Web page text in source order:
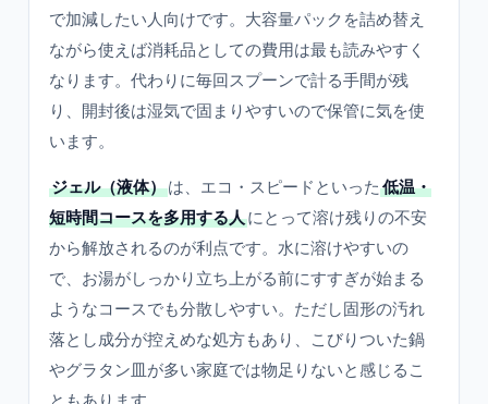
で加減したい人向けです。大容量パックを詰め替え
ながら使えば消耗品としての費用は最も読みやすく
なります。代わりに毎回スプーンで計る手間が残
り、開封後は湿気で固まりやすいので保管に気を使
います。
ジェル（液体）は、エコ・スピードといった 低温・
短時間コースを多用する人にとって溶け残りの不安
から解放されるのが利点です。水に溶けやすいの
で、お湯がしっかり立ち上がる前にすすぎが始まる
ようなコースでも分散しやすい。ただし固形の汚れ
落とし成分が控えめな処方もあり、こびりついた鍋
やグラタン皿が多い家庭では物足りないと感じるこ